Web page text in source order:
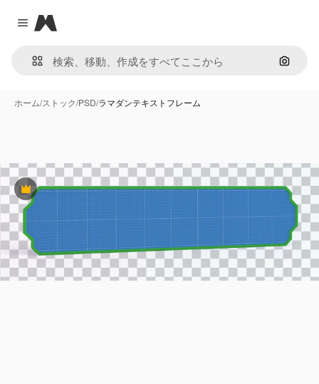
Close menu
Magnific
画像で
ホーム/ストック/PSD/ラマダンテキストフレーム
Premium